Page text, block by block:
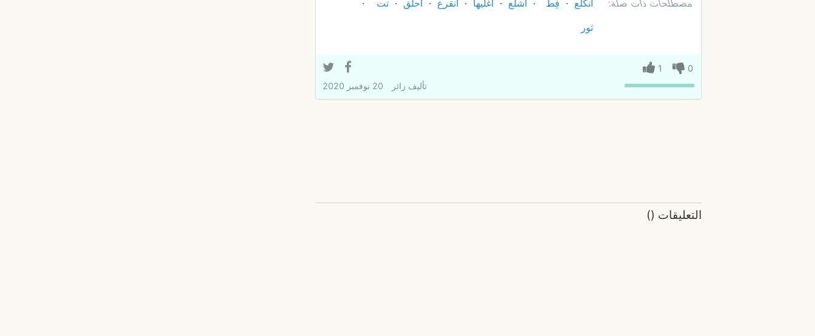
مصطلحات ذات صلة: انكلع فِط اشلع اغليها انقرع احلق
تت
ثور
0
1
تأليف زائر 20 نوفمبر 2020
التعليقات (
)